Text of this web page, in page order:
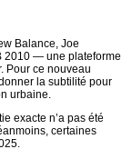
Balance, Joe
2010 — une plateforme
Pour ce nouveau
la subtilité pour
urbaine.
exacte n’a pas été
certaines